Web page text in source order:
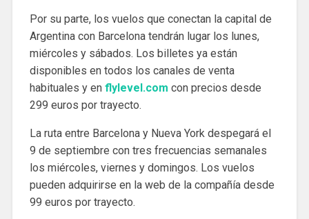
Por su parte, los vuelos que conectan la capital de
Argentina con Barcelona tendrán lugar los lunes,
miércoles y sábados. Los billetes ya están
disponibles en todos los canales de venta
habituales y en flylevel.com con precios desde
299 euros por trayecto.
La ruta entre Barcelona y Nueva York despegará el
9 de septiembre con tres frecuencias semanales
los miércoles, viernes y domingos. Los vuelos
pueden adquirirse en la web de la compañía desde
99 euros por trayecto.